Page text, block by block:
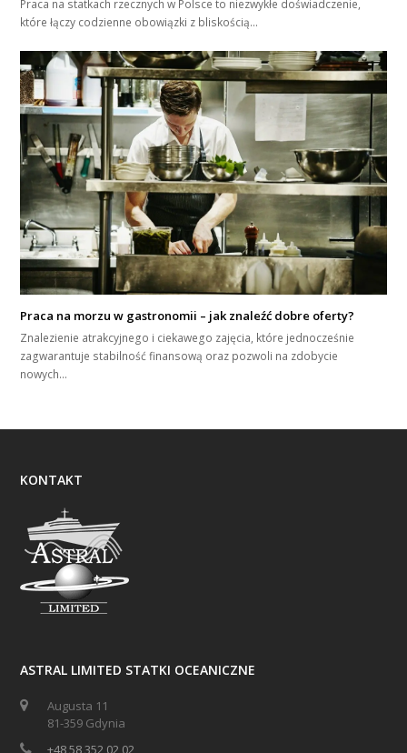
Praca na statkach rzecznych w Polsce to niezwykłe doświadczenie,
które łączy codzienne obowiązki z bliskością…
Praca na morzu w gastronomii – jak znaleźć dobre oferty?
Znalezienie atrakcyjnego i ciekawego zajęcia, które jednocześnie
zagwarantuje stabilność finansową oraz pozwoli na zdobycie
nowych…
KONTAKT
ASTRAL LIMITED STATKI OCEANICZNE
Augusta 11
81-359 Gdynia